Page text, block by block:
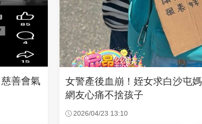
善會氣
女警產後血崩！姪女求白沙屯
網友心痛不捨孩子
2026/04/23 13:10